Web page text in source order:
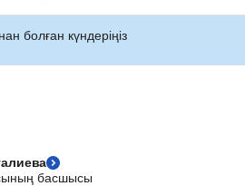
болған күндеріңіз
басшысы